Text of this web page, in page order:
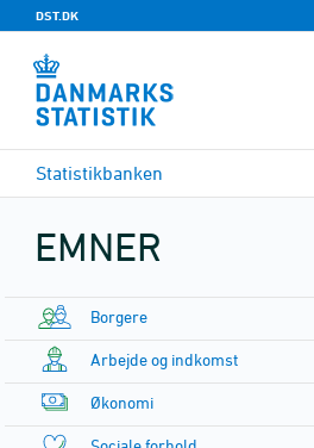
DST.DK
Statistikbanken
EMNER
Borgere
Arbejde og indkomst
Økonomi